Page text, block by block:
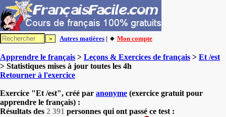
Autres matières | 🔸 Mon compte
Apprendre le français > Leçons & Exercices de français > Et /est
> Statistiques mises à jour toutes les 4h
Retourner à l'exercice
Exercice "Et /est", créé par anonyme (exercice gratuit pour
apprendre le français) :
Résultats des 2 391 personnes qui ont passé ce test :